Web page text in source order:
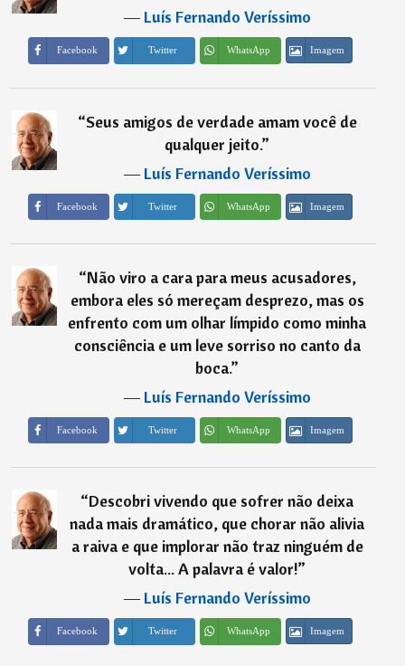
―Luís Fernando Veríssimo
Facebook Twitter WhatsApp Imagem
“Seus amigos de verdade amam você de
qualquer jeito.”
―Luís Fernando Veríssimo
Facebook Twitter WhatsApp Imagem
“Não viro a cara para meus acusadores,
embora eles só mereçam desprezo, mas os
enfrento com um olhar límpido como minha
consciência e um leve sorriso no canto da
boca.”
―Luís Fernando Veríssimo
Facebook Twitter WhatsApp Imagem
“Descobri vivendo que sofrer não deixa
nada mais dramático, que chorar não alivia
a raiva e que implorar não traz ninguém de
volta... A palavra é valor!”
―Luís Fernando Veríssimo
Facebook Twitter WhatsApp Imagem